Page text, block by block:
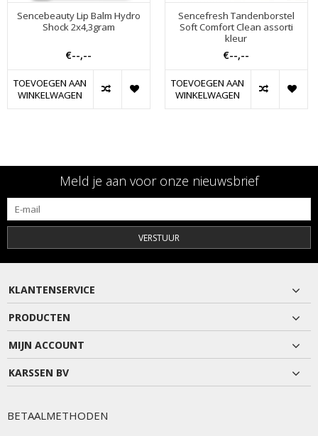
Sencebeauty Lip Balm Hydro
Shock 2x4,3gram
€--,--
TOEVOEGEN AAN
WINKELWAGEN
Sencefresh Tandenborstel
Soft Comfort Clean assorti
kleur
€--,--
TOEVOEGEN AAN
WINKELWAGEN
Meld je aan voor onze nieuwsbrief
VERSTUUR
KLANTENSERVICE
PRODUCTEN
MIJN ACCOUNT
KARSSEN BV
BETAALMETHODEN